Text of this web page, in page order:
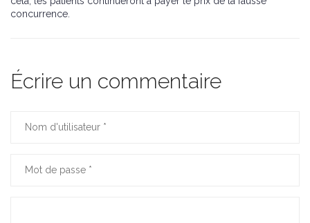
concurrence.
Écrire un commentaire